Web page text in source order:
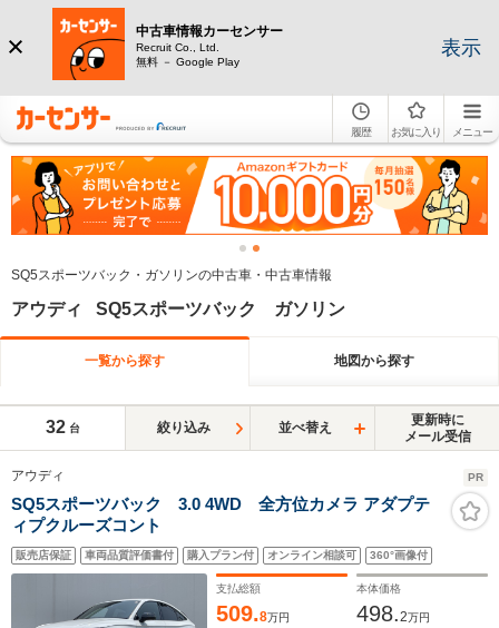
中古車情報カーセンサー
Recruit Co., Ltd.
無料 － Google Play
表示
履歴 お気に入り メニュー
SQ5スポーツバック・ガソリンの中古車・中古車情報
アウディ SQ5スポーツバック ガソリン
一覧から探す 地図から探す
32 台 絞り込み 並べ替え
更新時に
メール受信
アウディ PR
SQ5スポーツバック 3.0 4WD 全方位カメラ アダプテ
ィプクルーズコント
販売店保証 車両品質評価書付 購入プラン付 オンライン相談可 360°画像付
支払総額
509.8万円
本体価格
498.2万円